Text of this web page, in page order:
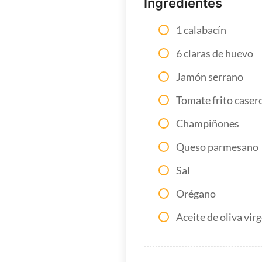
1 calabacín
6 claras de huevo
Jamón serrano
Tomate frito
Champiñones
Queso parmesano
Sal
Orégano
Aceite de oliva